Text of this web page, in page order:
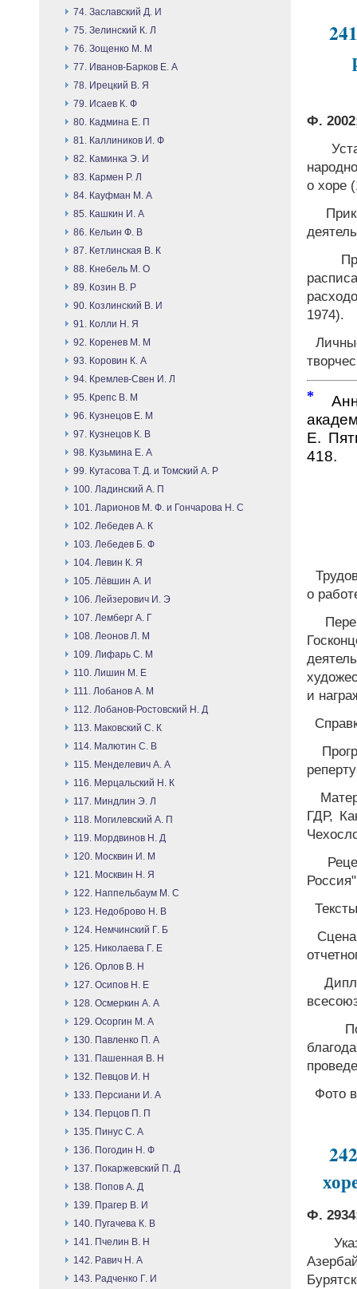
74. Заславский Д. И
75. Зелинский К. Л
76. Зощенко М. М
77. Иванов-Барков Е. А
78. Ирецкий В. Я
79. Исаев К. Ф
80. Кадмина Е. П
81. Каллиников И. Ф
82. Каминка Э. И
83. Кармен Р. Л
84. Кауфман М. А
85. Кашкин И. А
86. Кельин Ф. В
87. Кетлинская В. К
88. Кнебель М. О
89. Козин В. Р
90. Козлинский В. И
91. Колли Н. Я
92. Коренев М. М
93. Коровин К. А
94. Кремлев-Свен И. Л
95. Крепс В. М
96. Кузнецов Е. М
97. Кузнецов К. В
98. Кузьмина Е. А
99. Кутасова Т. Д. и Томский А. Р
100. Ладинский А. П
101. Ларионов М. Ф. и Гончарова Н. С
102. Лебедев А. К
103. Лебедев Б. Ф
104. Левин К. Я
105. Лёвшин А. И
106. Лейзерович И. Э
107. Лемберг А. Г
108. Леонов Л. М
109. Лифарь С. М
110. Лишин М. Е
111. Лобанов А. М
112. Лобанов-Ростовский Н. Д
113. Маковский С. К
114. Малютин С. В
115. Менделевич А. А
116. Мерцальский Н. К
117. Миндлин Э. Л
118. Могилевский А. П
119. Мордвинов Н. Д
120. Москвин И. М
121. Москвин Н. Я
122. Наппельбаум М. С
123. Недоброво Н. В
124. Немчинский Г. Б
125. Николаева Г. Е
126. Орлов В. Н
127. Осипов Н. Е
128. Осмеркин А. А
129. Осоргин М. А
130. Павленко П. А
131. Пашенная В. Н
132. Певцов И. Н
133. Персиани И. А
134. Перцов П. П
135. Пинус С. А
136. Погодин Н. Ф
137. Покаржевский П. Д
138. Попов А. Д
139. Прагер В. И
140. Пугачева К. В
141. Пчелин В. Н
142. Равич Н. А
143. Радченко Г. И
Ф.
о хоре
1974).
*
Е.
418.
о
и
ГДР,
Фото
Ф.